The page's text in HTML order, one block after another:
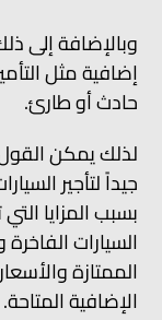
وبالإضافة إلى
إضافية مثل
حادث أو طارئ.
لذلك يمكن
جيداً لتأجير
بسبب المزايا
السيارات
الممتازة
الإضافية المتاحة.